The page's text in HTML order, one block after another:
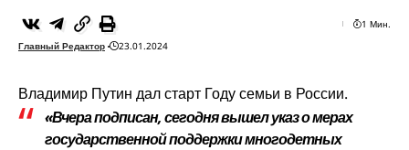
Главный Редактор 23.01.2024
1 Мин.
Владимир Путин дал старт Году семьи в России.
«Вчера подписан, сегодня вышел указ о мерах
государственной поддержки многодетных